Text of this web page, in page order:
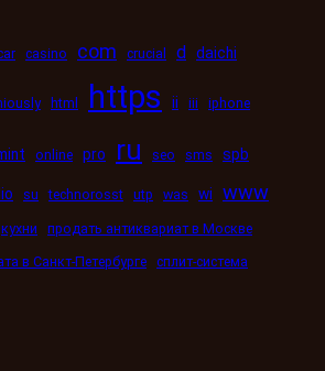
casino com crucial d daichi
html https ii iii iphone
online pro ru seo sms spb
su technorosst utp was wi www
кухни
продать антиквариат в Москве
в Санкт-Петербурге сплит-система